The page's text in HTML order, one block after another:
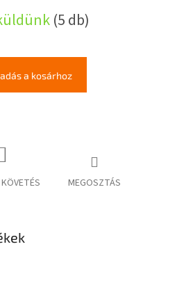
(5 db)
a kosárhoz
MEGOSZTÁS